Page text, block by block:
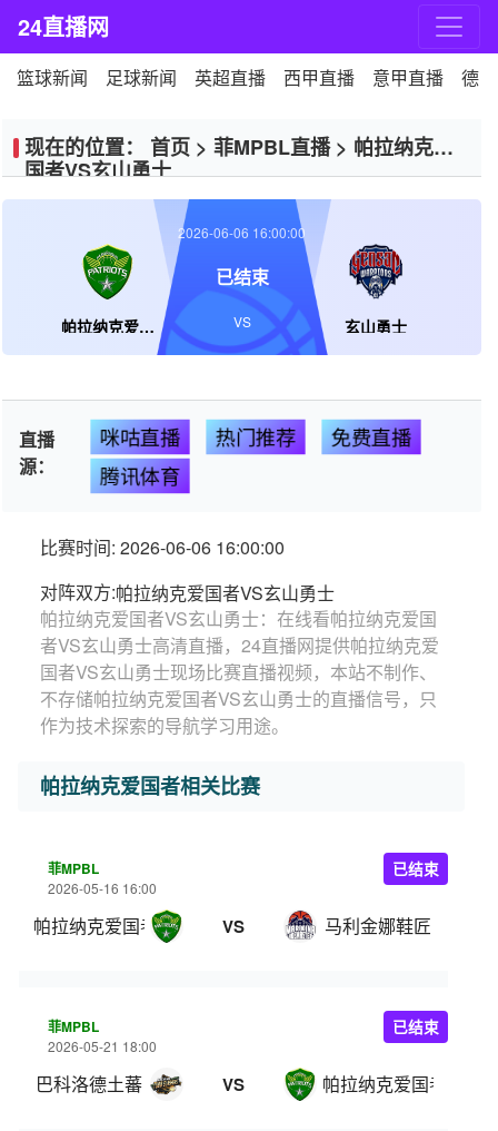
24直播网
篮球新闻 足球新闻 英超直播 西甲直播 意甲直播 德
现在的位置： 首页 > 菲MPBL直播> 帕拉纳克爱
国者VS玄山勇士
帕拉纳克爱国者 玄山勇士
2026-06-06 16:00:00
已结束
VS
直播
源：
咪咕直播 热门推荐
免费直播
腾讯体育
比赛时间: 2026-06-06 16:00:00
对阵双方:帕拉纳克爱国者VS玄山勇士
帕拉纳克爱国者VS玄山勇士：在线看帕拉纳克爱国
者VS玄山勇士高清直播，24直播网提供帕拉纳克爱
国者VS玄山勇士现场比赛直播视频，本站不制作、
不存储帕拉纳克爱国者VS玄山勇士的直播信号，只
作为技术探索的导航学习用途。
帕拉纳克爱国者相关比赛
菲MPBL
2026-05-16 16:00
帕拉纳克爱国者 VS 马利金娜鞋匠
已结束
菲MPBL
2026-05-21 18:00
巴科洛德土蕃 VS 帕拉纳克爱国者
已结束